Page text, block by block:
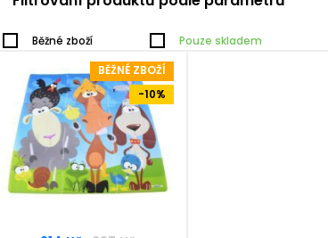
Běžné zboží Pouze skladem
BĚŽNÉ ZBOŽÍ
-10%